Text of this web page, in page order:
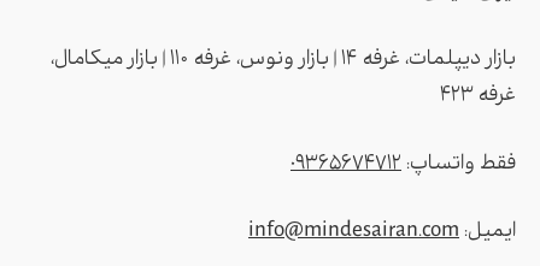
بازار دیپلمات، غرفه ۱۴ | بازار ونوس، غرفه ۱۱۰ | بازار میکامال،
غرفه ۴2۳
فقط واتساپ: 09365674712
ایمیل: info@mindesairan.com